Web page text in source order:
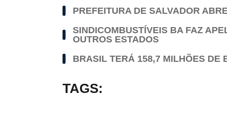
PREFEITURA DE SALVADOR
SINDICOMBUSTÍVEIS BA FAZ
OUTROS ESTADOS
BRASIL TERÁ 158,7 MILHÕES DE
TAGS: